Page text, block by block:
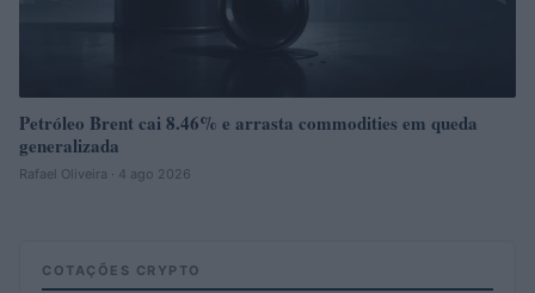
Petróleo Brent cai 8.46% e arrasta commodities em queda
generalizada
Rafael Oliveira · 4 ago 2026
COTAÇÕES CRYPTO